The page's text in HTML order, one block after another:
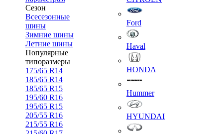
Сезон
Всесезонные
шины
Зимние шины
Летние шины
Популярные
типоразмеры
175/65 R14
185/65 R14
185/65 R15
195/60 R16
195/65 R15
205/55 R16
215/55 R16
Ford
Haval
HONDA
Hummer
HYUNDAI